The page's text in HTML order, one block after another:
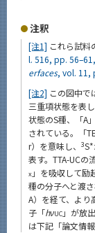
注釈
[注1] これら試料
l. 516, pp.
erfaces, vol. 11,
[注2] この図中で
三重項状態を表
状態のS種、「A
されている。「
r）を意味し、
3
表す。TTA-UCの
x 」を吸収して励
種の分子へと渡
A）を経て、より
子「hνUC 」が放
は下記「論文情